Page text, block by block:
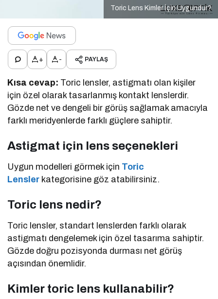
Toric Lens Kimler İçin Uygundur?
+ - PAYLAŞ
Kısa cevap: Toric lensler, astigmatı olan kişiler
için özel olarak tasarlanmış kontakt lenslerdir.
Gözde net ve dengeli bir görüş sağlamak amacıyla
farklı meridyenlerde farklı güçlere sahiptir.
Astigmat için lens seçenekleri
Uygun modelleri görmek için Toric
Lensler kategorisine göz atabilirsiniz.
Toric lens nedir?
Toric lensler, standart lenslerden farklı olarak
astigmatı dengelemek için özel tasarıma sahiptir.
Gözde doğru pozisyonda durması net görüş
açısından önemlidir.
Kimler toric lens kullanabilir?